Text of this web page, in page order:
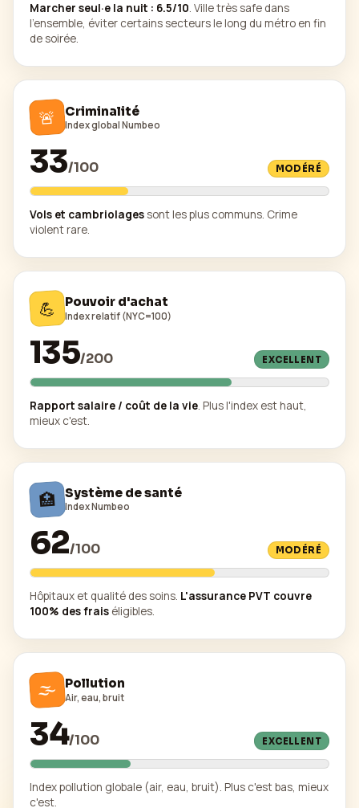
Marcher seul·e la nuit : 6.5/10. Ville très safe dans
l'ensemble, éviter certains secteurs le long du métro en fin
de soirée.
🚨 Criminalité
Index global Numbeo
33/100 MODÉRÉ
Vols et cambriolages sont les plus communs. Crime
violent rare.
💪 Pouvoir d'achat
Index relatif (NYC=100)
135/200 EXCELLENT
Rapport salaire / coût de la vie . Plus l'index est haut,
mieux c'est.
🏥 Système de santé
Index Numbeo
62/100 MODÉRÉ
Hôpitaux et qualité des soins. L'assurance PVT couvre
100% des frais éligibles.
🌫️ Pollution
Air, eau, bruit
34/100 EXCELLENT
Index pollution globale (air, eau, bruit). Plus c'est bas, mieux
c'est.